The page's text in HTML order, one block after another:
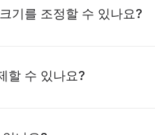
기를 조정할 수 있나요?
할 수 있나요?